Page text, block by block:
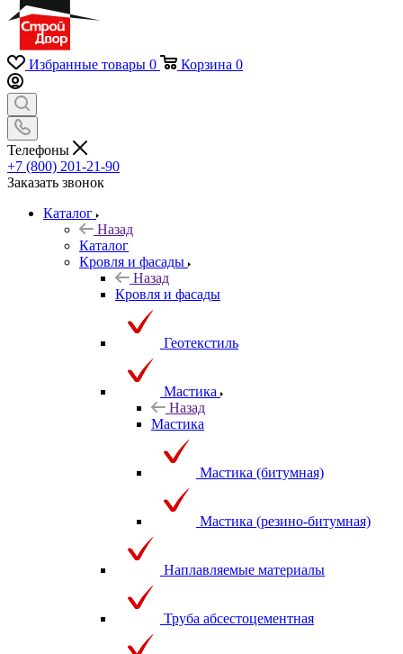
Избранные товары 0 Корзина 0
Телефоны
+7 (800) 201-21-90
Заказать звонок
Каталог
Назад
Каталог
Кровля и фасады
Назад
Кровля и фасады
Геотекстиль
Мастика
Назад
Мастика
Мастика (битумная)
Мастика (резино-битумная)
Наплавляемые материалы
Труба абсестоцементная